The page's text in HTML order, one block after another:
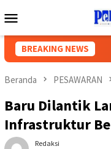
ke
Mobile
BREAKING NEWS
Publik
Beranda PESAWARAN
Baru Dilantik
Infrastruktur
Redaksi